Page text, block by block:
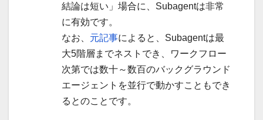
結論は短い」場合に、Subagentは非常
に有効です。
なお、 元記事によると、Subagentは最
大5階層までネストでき、ワークフロー
次第では数十～数百のバックグラウンド
エージェントを並行で動かすこともでき
るとのことです。